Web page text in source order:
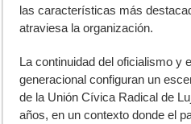
las características más
atraviesa la organización.
La continuidad del oficialismo y
generacional configuran un
de la Unión Cívica Radical de
años, en un contexto donde el